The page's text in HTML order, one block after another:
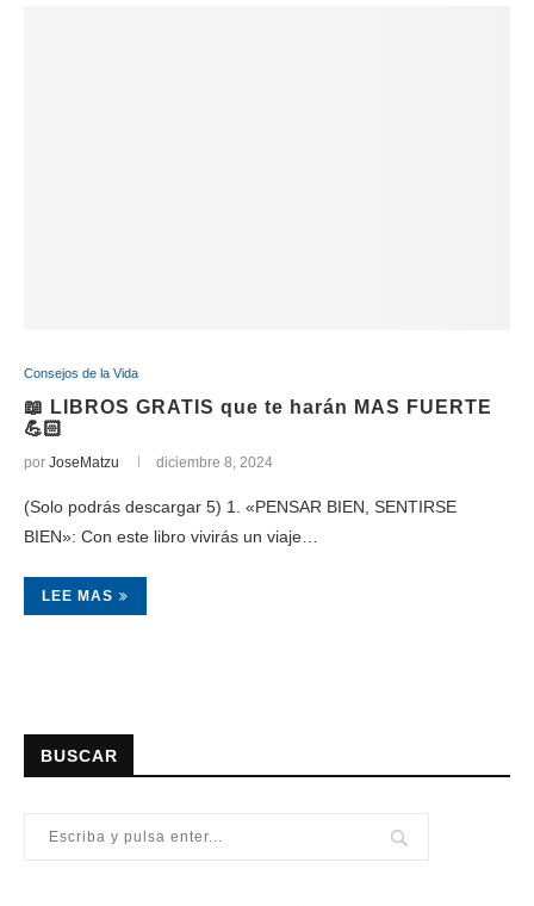
Consejos de la Vida
📖 LIBROS GRATIS que te harán MAS FUERTE
💪🏻
por JoseMatzu diciembre 8, 2024
(Solo podrás descargar 5) 1. «PENSAR BIEN, SENTIRSE
BIEN»: Con este libro vivirás un viaje…
LEE MAS
BUSCAR